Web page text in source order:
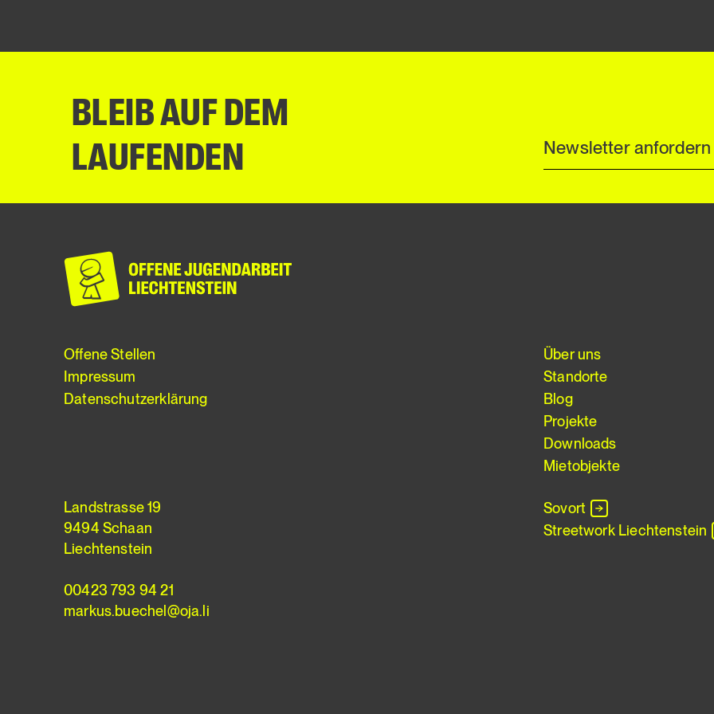
BLEIB AUF DEM
LAUFENDEN
Landstrasse 19
9494 Schaan
Liechtenstein
00423 793 94 21
markus.buechel@oja.li
Über uns
Standorte
Blog
Projekte
Downloads
Mietobjekte
Offene Stellen
Impressum
Datenschutzerklärung
Sovort
Streetwork Liechtenstein